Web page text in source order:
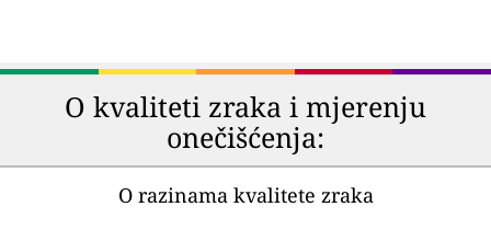
O kvaliteti zraka i mjerenju
onečišćenja:
O razinama kvalitete zraka